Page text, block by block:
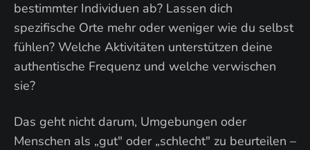
bestimmter Individuen ab? Lassen dich
spezifische Orte mehr oder weniger wie du selbst
fühlen? Welche Aktivitäten unterstützen deine
authentische Frequenz und welche verwischen
sie?
Das geht nicht darum, Umgebungen oder
Menschen als „gut" oder „schlecht" zu beurteilen –